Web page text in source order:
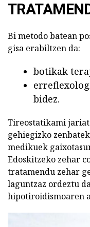
Bi metodo batean
gisa erabiltzen da:
botikak
bidez.
Tireostatikami
gehiegizko
medikuek
Edoskitzeko zehar
tratamendu zehar
laguntzaz ordeztu
hipotiroidismoaren